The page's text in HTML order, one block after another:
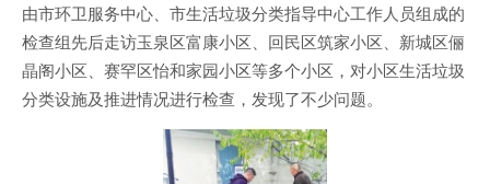
由市环卫服务中心、市生活垃圾分类指导中心工作人员组成的
检查组先后走访玉泉区富康小区、回民区筑家小区、新城区俪
晶阁小区、赛罕区怡和家园小区等多个小区，对小区生活垃圾
分类设施及推进情况进行检查，发现了不少问题。